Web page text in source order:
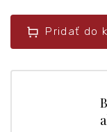
Pridať do